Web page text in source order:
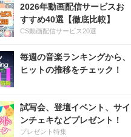
2026年動画配信サービスお
すすめ40選【徹底比較】
CS動画配信サービス20選
毎週の音楽ランキングから、
ヒットの推移をチェック！
試写会、登壇イベント、サイ
ンチェキなどプレゼント！
プレゼント特集